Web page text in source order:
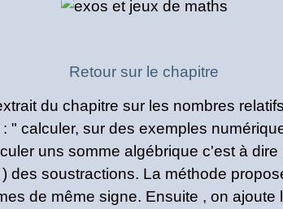
Retour sur le chapitre
du chapitre sur les nombres
" calculer, sur des exemples
uns somme algébrique c'est à
des soustractions. La méthode
de même signe. Ensuite , on